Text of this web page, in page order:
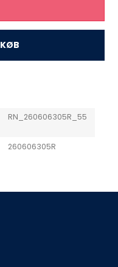
KØB
RN_260606305R_55
260606305R